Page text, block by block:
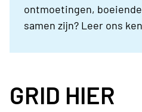
ontmoetingen,
samen zijn? Leer ons
GRID HIER